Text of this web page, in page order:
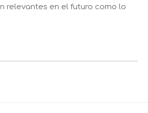
relevantes en el futuro como lo